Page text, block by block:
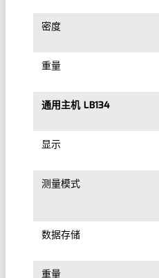
密度
重量
通用主机 LB134
显示
测量模式
数据存储
重量
密度
重量
通用主机 LB134
显示
测量模式
数据存储
重量